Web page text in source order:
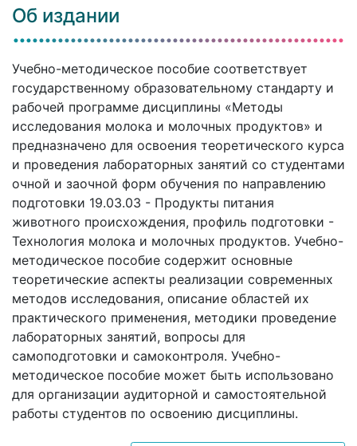
Об издании
Учебно-методическое пособие соответствует
государственному образовательному стандарту и
рабочей программе дисциплины «Методы
исследования молока и молочных продуктов» и
предназначено для освоения теоретического курса
и проведения лабораторных занятий со студентами
очной и заочной форм обучения по направлению
подготовки 19.03.03 - Продукты питания
животного происхождения, профиль подготовки -
Технология молока и молочных продуктов. Учебно-
методическое пособие содержит основные
теоретические аспекты реализации современных
методов исследования, описание областей их
практического применения, методики проведение
лабораторных занятий, вопросы для
самоподготовки и самоконтроля. Учебно-
методическое пособие может быть использовано
для организации аудиторной и самостоятельной
работы студентов по освоению дисциплины.